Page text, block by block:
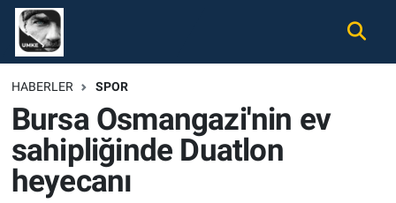
HABERLER SPOR
Bursa Osmangazi'nin ev
sahipliğinde Duatlon
heyecanı
Gündem
Ekonomi
Spor
Nöbetçi Eczaneler
Hava Durumu
Namaz Vakitleri